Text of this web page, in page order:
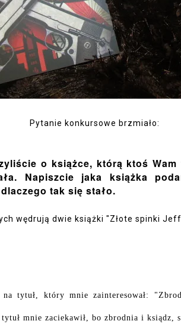
Pytanie konkursowe brzmiało:
o książce, którą ktoś
Napiszcie jaka książka
tak się stało.
wędrują dwie książki "Złote spinki
tytuł, który mnie zainteresował:
mnie zaciekawił, bo zbrodnia i ksiądz,